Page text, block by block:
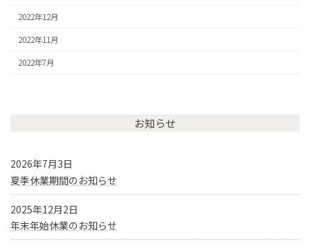
2022年12月
2022年11月
2022年7月
お知らせ
2026年7月3日
夏季休業期間のお知らせ
2025年12月2日
年末年始休業のお知らせ